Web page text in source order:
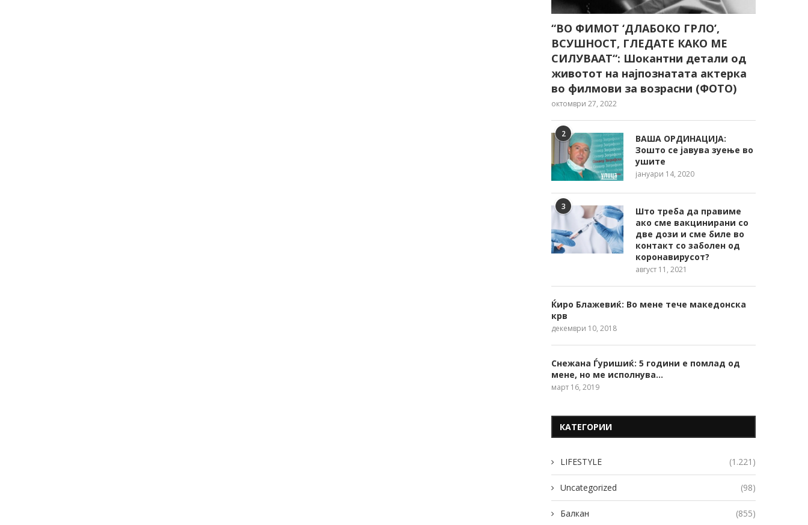
“ВО ФИМОТ ‘ДЛАБОКО ГРЛО’,
ВСУШНОСТ, ГЛЕДАТЕ КАКО МЕ
СИЛУВААТ“: Шокантни детали од
животот на најпознатата актерка
во филмови за возрасни (ФОТО)
октомври 27, 2022
2
ВАША ОРДИНАЦИЈА:
Зошто се јавува зуење во
ушите
јануари 14, 2020
3
Што треба да правиме
ако сме вакцинирани со
две дози и сме биле во
контакт со заболен од
коронавирусот?
август 11, 2021
Ќиро Блажевиќ: Во мене тече македонска
крв
декември 10, 2018
Снежана Ѓуришиќ: 5 години е помлад од
мене, но ме исполнува…
март 16, 2019
КАТЕГОРИИ
LIFESTYLE (1.221)
Uncategorized (98)
Балкан (855)